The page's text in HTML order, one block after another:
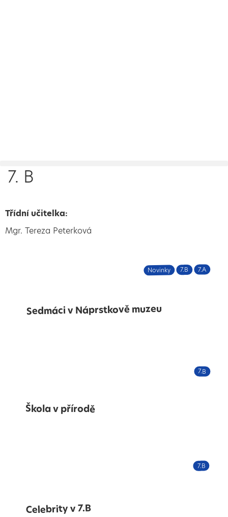
7. B
Třídní učitelka:
Mgr. Tereza Peterková
7.A
7.B
Novinky
Sedmáci v Náprstkově muzeu
7.B
Škola v přírodě
7.B
Celebrity v 7.B